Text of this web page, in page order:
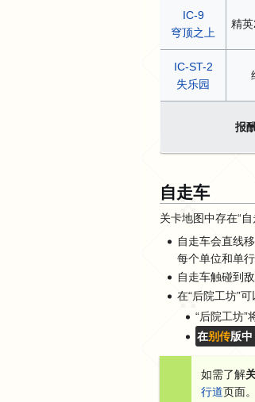
IC-9
穹顶之上
精
IC-ST-2
失乐园
报
自走车
关卡地图中存在“
自走车会直线
每个单位和单
自走车触碰到
在“后院工坊”
“后院工坊”
在别传版中
如需了解
行道页面。